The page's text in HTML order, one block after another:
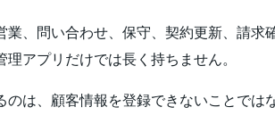
業、問い合わせ、保守、契約更新、請求
理アプリだけでは長く持ちません。
のは、顧客情報を登録できないことでは